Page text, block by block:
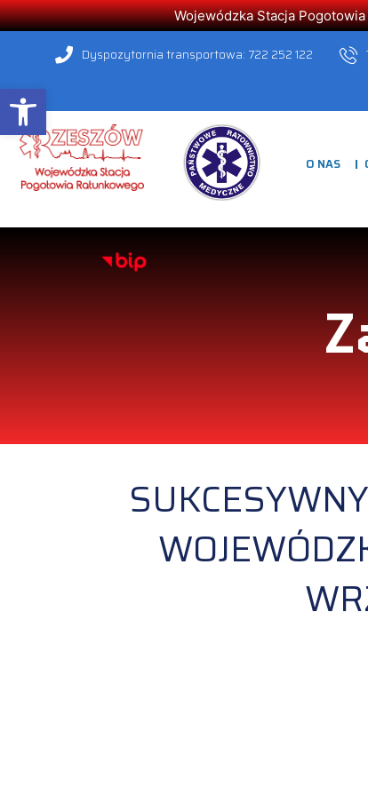
Open toolbar
Wojewódzka Stacja
Dyspozytornia transportowa: 722 252 122
O NAS